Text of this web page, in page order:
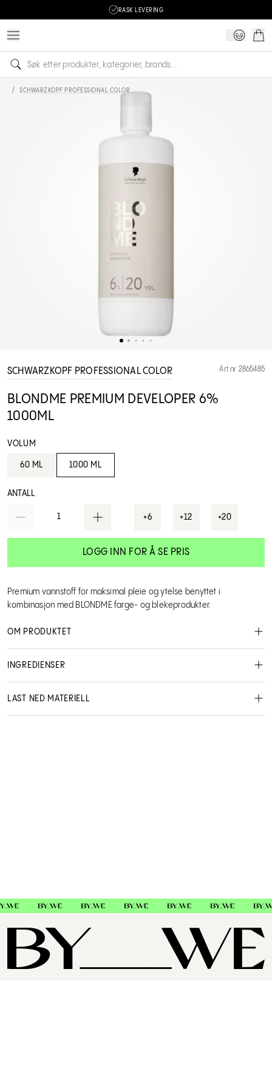
RASK LEVERING
/ SCHWARZKOPF PROFESSIONAL COLOR
SCHWARZKOPF PROFESSIONAL COLOR Art.nr 2865485
BLONDME PREMIUM DEVELOPER 6%
1000ML
VOLUM
60 ML 1000 ML
ANTALL
1 +6 +12 +20
LOGG INN FOR Å SE PRIS
Premium vannstoff for maksimal pleie og ytelse benyttet i
kombinasjon med BLONDME farge- og blekeprodukter.
OM PRODUKTET
Schwarzkopf Professional Color
INGREDIENSER
LAST NED MATERIELL